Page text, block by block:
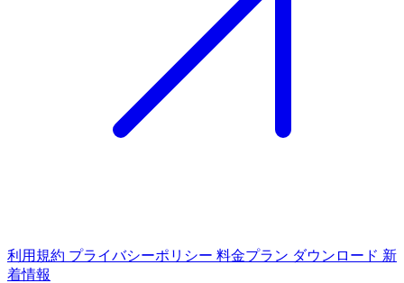
利用規約 プライバシーポリシー 料金プラン ダウンロード 新
着情報